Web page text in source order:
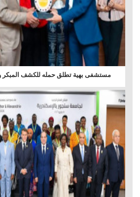
مستشفى بهية تطلق حمله للكشف المبكر